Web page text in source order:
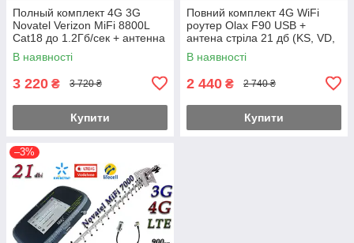
Полный комплект 4G 3G
Novatel Verizon MiFi 8800L
Cat18 до 1.2Гб/сек + антенна
21дб(KS,VD,Life) Укр+Pro
В наявності
3 220 ₴ 3 720 ₴
Купити
Повний комплект 4G WiFi
роутер Olax F90 USB +
антена стріла 21 дб (KS, VD,
Life)
В наявності
2 440 ₴ 2 740 ₴
Купити
–3%